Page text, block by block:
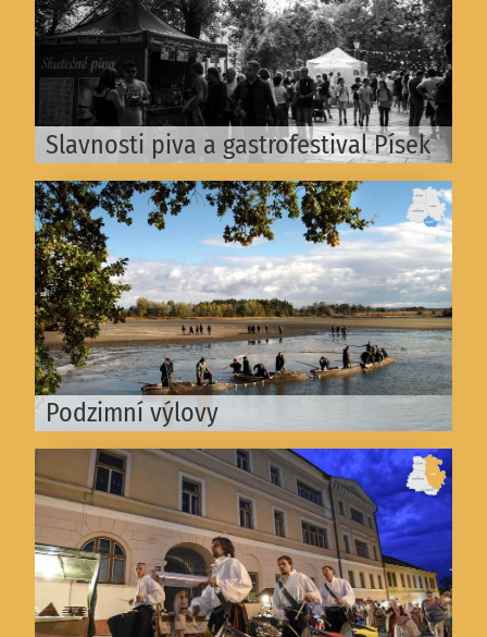
Slavnosti piva a gastrofestival Písek
Podzimní výlovy